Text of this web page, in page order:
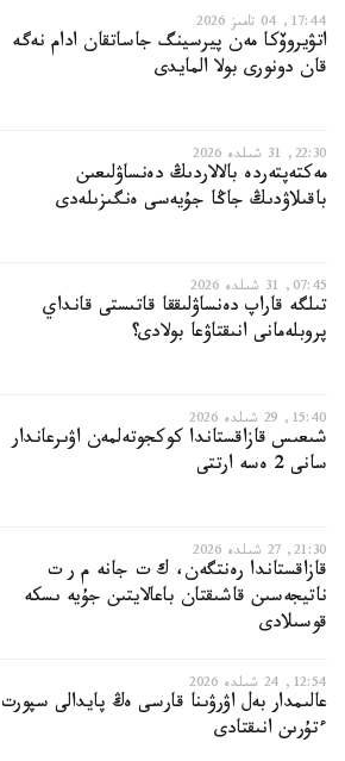
17:44, 04 تامىز 2026
اتۋيروۆكا مەن پيرسينگ جاساتقان ادام نەگە
قان دونورى بولا المايدى
22:30, 31 شىلدە 2026
مەكتەپتەردە بالالاردىڭ دەنساۋلىعىن
باقىلاۋدىڭ جاڭا جۇيەسى ەنگىزىلەدى
07:45, 31 شىلدە 2026
تىلگە قاراپ دەنساۋلىققا قاتىستى قانداي
پروبلەمانى انىقتاۋعا بولادى؟
15:40, 29 شىلدە 2026
شىعىس قازاقستاندا كوكجوتەلمەن اۋىرعاندار
سانى 2 ەسە ارتتى
21:30, 27 شىلدە 2026
قازاقستاندا رەنتگەن، ك ت جانە م ر ت
ناتيجەسىن قاشىقتان باعالايتىن جۇيە ىسكە
قوسىلادى
12:54, 24 شىلدە 2026
عالىمدار بەل اۋرۋىنا قارسى ەڭ پايدالى سپورت
ءتۇرىن انىقتادى